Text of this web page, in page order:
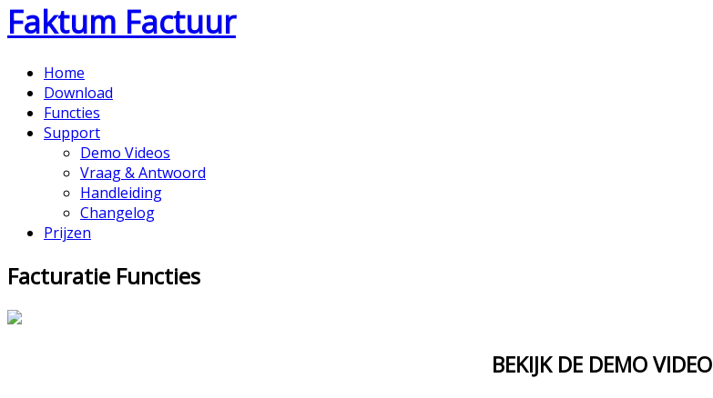
Faktum Factuur
Home
Download
Functies
Support
Demo Videos
Vraag & Antwoord
Handleiding
Changelog
Prijzen
Facturatie Functies
BEKIJK DE DEMO VIDEO